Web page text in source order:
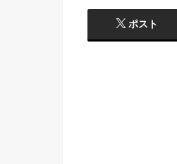
ポスト